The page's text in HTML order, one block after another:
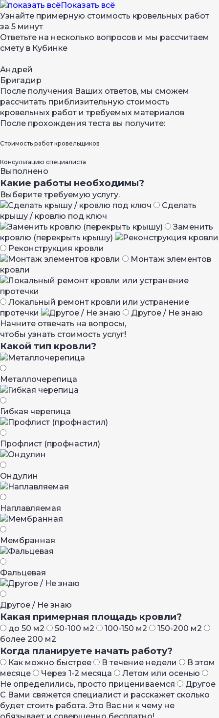
Показать всё
Узнайте примерную стоимость кровельных работ
за 5 минут
Ответьте на несколько вопросов и мы рассчитаем
смету в Кубинке
Андрей
Бригадир
После получения Ваших ответов, мы сможем
рассчитать приблизительную стоимость
кровельных работ и требуемых материалов
После прохождения теста вы получите:
Стоимость работ кровельщиков
Консультацию специалиста
Выполнено
Какие работы необходимы?
Выберите требуемую услугу.
Сделать
крышу / кровлю под ключ
Заменить
кровлю (перекрыть крышу)
Реконструкция кровли
Монтаж элементов
кровли
Локальный ремонт кровли или устранение
протечки
Другое / Не знаю
Начните отвечать на вопросы,
чтобы узнать стоимость услуг!
Какой тип кровли?
Металло­черепица
Гибкая черепица
Профлист (профнастил)
Ондулин
Наплавляемая
Мембранная
Фальцевая
Другое / Не знаю
Какая примерная площадь кровли?
до 50 м2 50-100 м2 100-150 м2
150-200 м2
более 200 м2
Когда планируете начать работу?
Как можно быстрее В течение недели
В этом
месяце
Через 1-2 месяца
Летом или осенью
Не определились, просто прицениваемся
Другое
С Вами свяжется специалист и расскажет сколько
будет стоить работа. Это Вас ни к чему не